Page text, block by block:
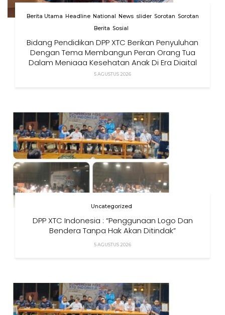
Berita Utama Headline National News slider Sorotan Sorotan
Berita Sosial
Bidang Pendidikan DPP XTC Berikan Penyuluhan
Dengan Tema Membangun Peran Orang Tua
Dalam Menjaga Kesehatan Anak Di Era Digital
5 AGUSTUS 2026
Uncategorized
DPP XTC Indonesia : “Penggunaan Logo Dan
Bendera Tanpa Hak Akan Ditindak”
5 AGUSTUS 2026